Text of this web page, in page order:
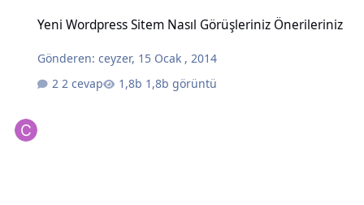
Yeni Wordpress Sitem Nasıl Görüşleriniz Önerileriniz
Gönderen:ceyzer, 15 Ocak , 2014
2 cevap
1,8b görüntü